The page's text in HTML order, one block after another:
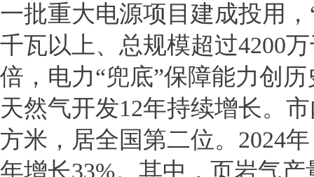
一批重大电源项目建成投用
千瓦以上、总规模超过4200
倍，电力“兜底”保障能力创
天然气开发12年持续增长。
方米，居全国第二位。2024
年增长33%。其中，页岩气